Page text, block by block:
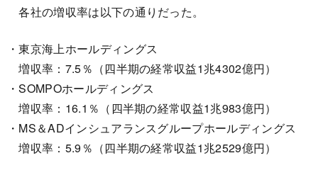
各社の増収率は以下の通りだった。
・東京海上ホールディングス
増収率：7.5％（四半期の経常収益1兆4302億円）
・SOMPOホールディングス
増収率：16.1％（四半期の経常収益1兆983億円）
・MS＆ADインシュアランスグループホールディングス
増収率：5.9％（四半期の経常収益1兆2529億円）